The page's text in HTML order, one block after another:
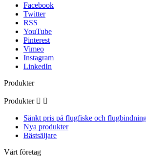
Facebook
Twitter
RSS
YouTube
Pinterest
Vimeo
Instagram
LinkedIn
Produkter
Produkter  
Sänkt pris på flugfiske och
Nya produkter
Bästsäljare
Vårt företag